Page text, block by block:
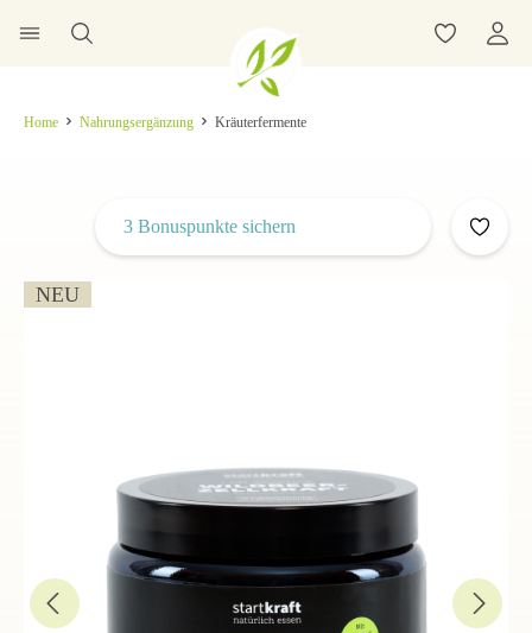
Home Nahrungsergänzung Kräuterfermente
NEU
3 Bonuspunkte sichern